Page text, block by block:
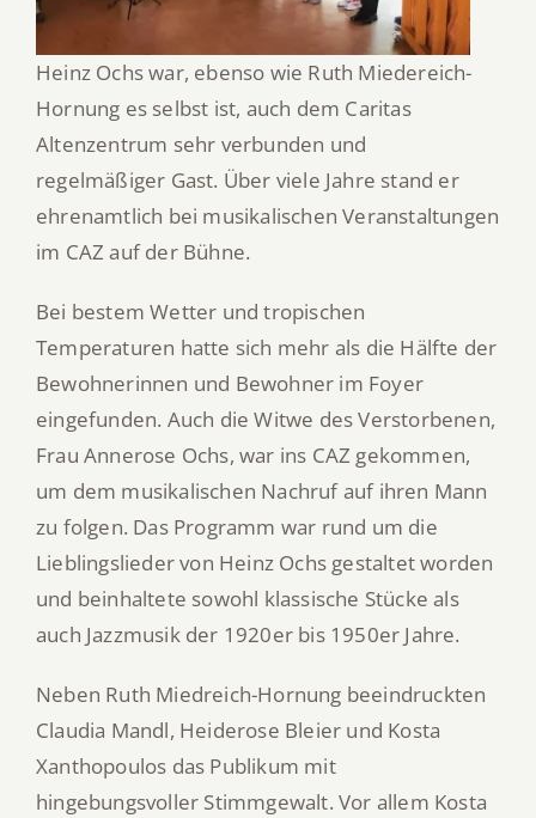
Heinz Ochs war, ebenso wie Ruth Miedereich-
Hornung es selbst ist, auch dem Caritas
Altenzentrum sehr verbunden und
regelmäßiger Gast. Über viele Jahre stand er
ehrenamtlich bei musikalischen Veranstaltungen
im CAZ auf der Bühne.
Bei bestem Wetter und tropischen
Temperaturen hatte sich mehr als die Hälfte der
Bewohnerinnen und Bewohner im Foyer
eingefunden. Auch die Witwe des Verstorbenen,
Frau Annerose Ochs, war ins CAZ gekommen,
um dem musikalischen Nachruf auf ihren Mann
zu folgen. Das Programm war rund um die
Lieblingslieder von Heinz Ochs gestaltet worden
und beinhaltete sowohl klassische Stücke als
auch Jazzmusik der 1920er bis 1950er Jahre.
Neben Ruth Miedreich-Hornung beeindruckten
Claudia Mandl, Heiderose Bleier und Kosta
Xanthopoulos das Publikum mit
hingebungsvoller Stimmgewalt. Vor allem Kosta